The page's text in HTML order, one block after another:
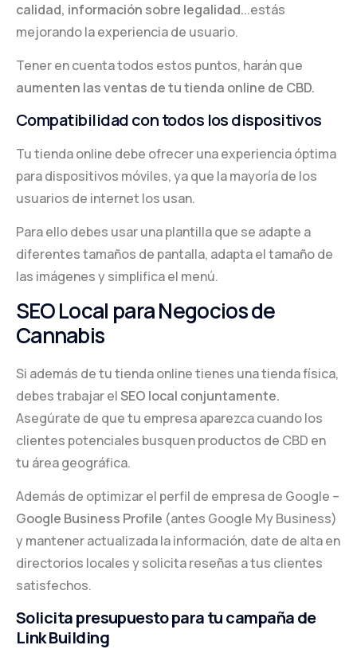
calidad, información sobre legalidad...estás
mejorando la experiencia de usuario.
Tener en cuenta todos estos puntos, harán que
aumenten las ventas de tu tienda online de CBD.
Compatibilidad con todos los dispositivos
Tu tienda online debe ofrecer una experiencia óptima
para dispositivos móviles, ya que la mayoría de los
usuarios de internet los usan.
Para ello debes usar una plantilla que se adapte a
diferentes tamaños de pantalla, adapta el tamaño de
las imágenes y simplifica el menú.
SEO Local para Negocios de
Cannabis
Si además de tu tienda online tienes una tienda física,
debes trabajar elSEO local conjuntamente.
Asegúrate de que tu empresa aparezca cuando los
clientes potenciales busquen productos de CBD en
tu área geográfica.
Además de optimizar el perfil de empresa de Google –
Google Business Profile (antes Google My Business)
y mantener actualizada la información, date de alta en
directorios locales y solicita reseñas a tus clientes
satisfechos.
Solicita presupuesto para tu campaña de
Link Building